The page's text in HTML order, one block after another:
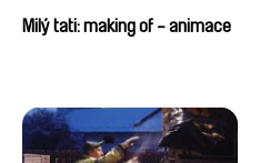
Milý tati: making of - animace